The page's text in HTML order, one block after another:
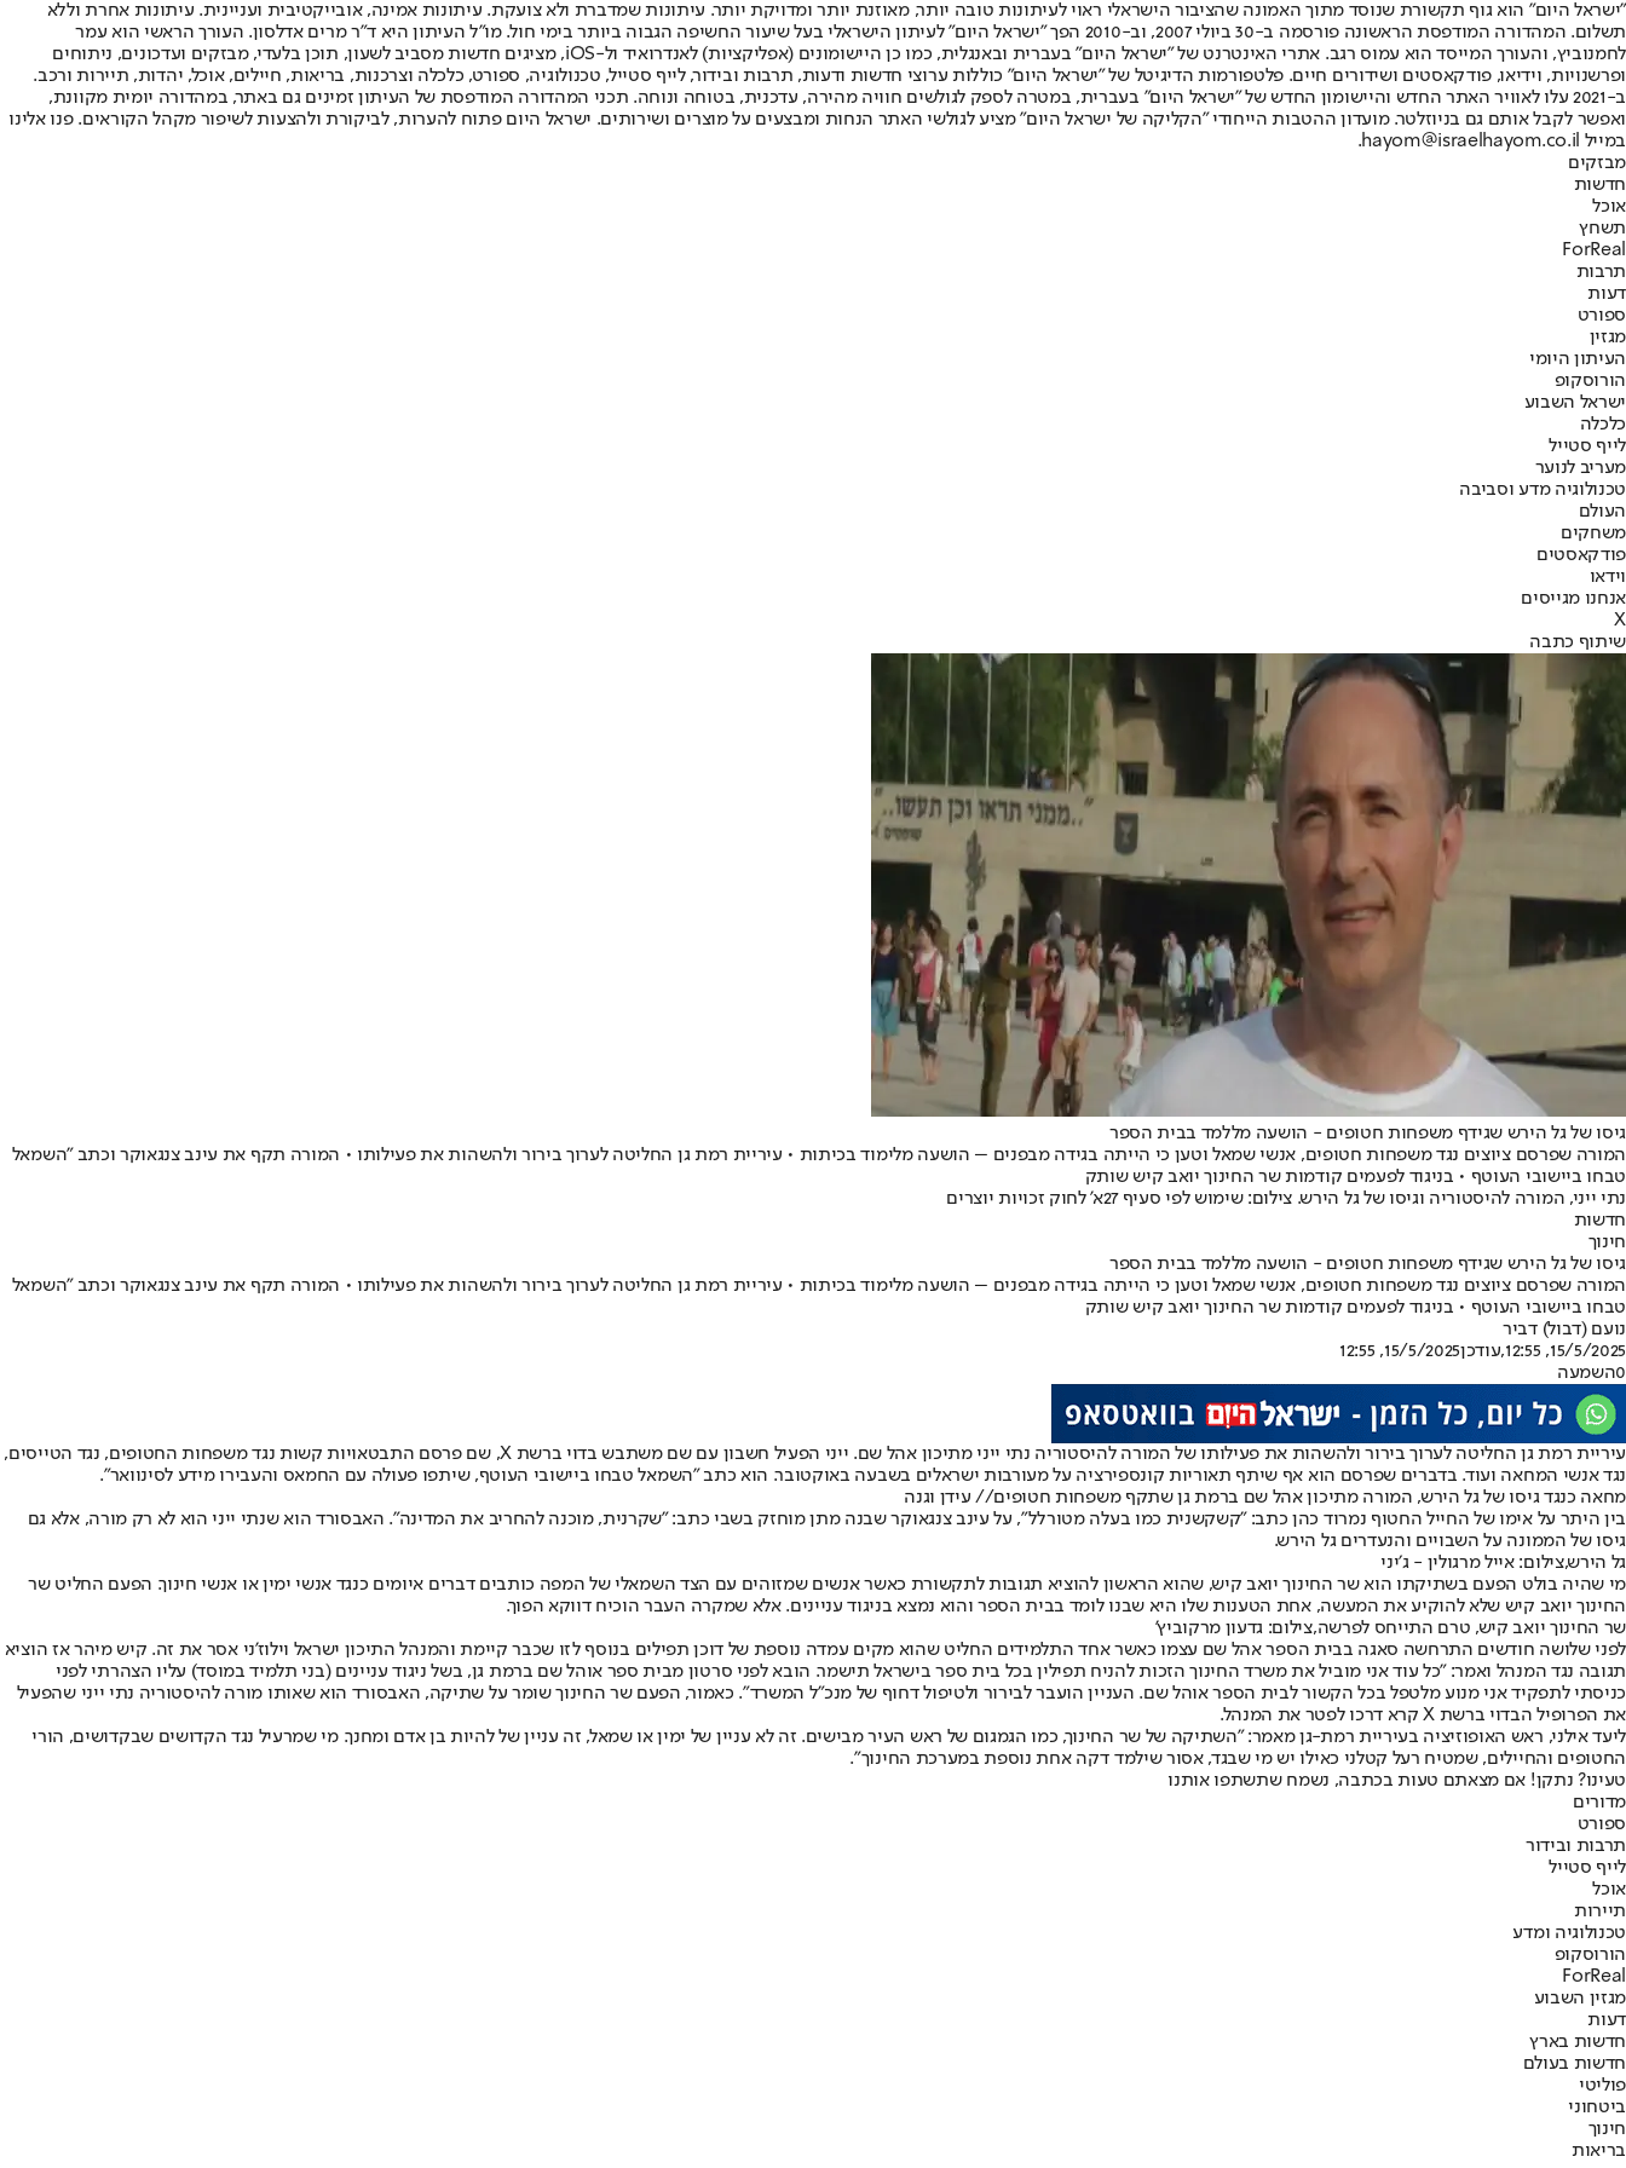
"ישראל היום" הוא גוף תקשורת שנוסד מתוך האמונה שהציבור הישראלי ראוי לעיתונות טובה יותר, מאוזנת יותר ומדויקת יותר. עיתונות שמדברת ולא צועקת. עיתונות אמינה, אובייקטיבית ועניינית. עיתונות אחרת וללא
תשלום. המהדורה המודפסת הראשונה פורסמה ב-30 ביולי 2007, וב-2010 הפך "ישראל היום" לעיתון הישראלי בעל שיעור החשיפה הגבוה ביותר בימי חול. מו"ל העיתון היא ד"ר מרים אדלסון. העורך הראשי הוא עמר
לחמנוביץ, והעורך המייסד הוא עמוס רגב. אתרי האינטרנט של "ישראל היום" בעברית ובאנגלית, כמו כן היישומונים (אפליקציות) לאנדרואיד ול-iOS, מציגים חדשות מסביב לשעון, תוכן בלעדי, מבזקים ועדכונים, ניתוחים
ופרשנויות, וידיאו, פודקאסטים ושידורים חיים. פלטפורמות הדיגיטל של "ישראל היום" כוללות ערוצי חדשות ודעות, תרבות ובידור, לייף סטייל, טכנולוגיה, ספורט, כלכלה וצרכנות, בריאות, חיילים, אוכל, יהדות, תיירות ורכב.
ב-2021 עלו לאוויר האתר החדש והיישומון החדש של "ישראל היום" בעברית, במטרה לספק לגולשים חוויה מהירה, עדכנית, בטוחה ונוחה. תכני המהדורה המודפסת של העיתון זמינים גם באתר, במהדורה יומית מקוונת,
ואפשר לקבל אותם גם בניוזלטר. מועדון ההטבות הייחודי "הקליקה של ישראל היום" מציע לגולשי האתר הנחות ומבצעים על מוצרים ושירותים. ישראל היום פתוח להערות, לביקורת ולהצעות לשיפור מקהל הקוראים. פנו אלינו
במייל hayom@israelhayom.co.il.
מבזקים
חדשות
אוכל
תשחץ
ForReal
תרבות
דעות
ספורט
מגזין
העיתון היומי
הורוסקופ
ישראל השבוע
כלכלה
לייף סטייל
מעריב לנוער
טכנולוגיה מדע וסביבה
העולם
משחקים
פודקאסטים
וידאו
אנחנו מגייסים
X
שיתוף כתבה
גיסו של גל הירש שגידף משפחות חטופים - הושעה מללמד בבית הספר
המורה שפרסם ציוצים נגד משפחות חטופים, אנשי שמאל וטען כי הייתה בגידה מבפנים – הושעה מלימוד בכיתות • עיריית רמת גן החליטה לערוך בירור ולהשהות את פעילותו • המורה תקף את עינב צנגאוקר וכתב "השמאל
טבחו ביישובי העוטף • בניגוד לפעמים קודמות שר החינוך יואב קיש שותק
נתי ייני, המורה להיסטוריה וגיסו של גל הירש. צילום: שימוש לפי סעיף 27א' לחוק זכויות יוצרים
חדשות
חינוך
גיסו של גל הירש שגידף משפחות חטופים - הושעה מללמד בבית הספר
המורה שפרסם ציוצים נגד משפחות חטופים, אנשי שמאל וטען כי הייתה בגידה מבפנים – הושעה מלימוד בכיתות • עיריית רמת גן החליטה לערוך בירור ולהשהות את פעילותו • המורה תקף את עינב צנגאוקר וכתב "השמאל
טבחו ביישובי העוטף • בניגוד לפעמים קודמות שר החינוך יואב קיש שותק
נועם (דבול) דביר
15/5/2025, 12:55
,עודכן15/5/2025, 12:55
0השמעה
עיריית רמת גן החליטה לערוך בירור ולהשהות את פעילותו של המורה להיסטוריה נתי ייני מתיכון אהל שם. ייני הפעיל חשבון עם שם משתבש בדוי ברשת X, שם פרסם התבטאויות קשות נגד משפחות החטופים, נגד הטייסים,
נגד אנשי המחאה ועוד. בדברים שפרסם הוא אף שיתף תאוריות קונספירציה על מעורבות ישראלים בשבעה באוקטובר. הוא כתב "השמאל טבחו ביישובי העוטף, שיתפו פעולה עם החמאס והעבירו מידע לסינוואר".
מחאה כנגד גיסו של גל הירש, המורה מתיכון אהל שם ברמת גן שתקף משפחות חטופים// עידן וגנה
בין היתר על אימו של החייל החטוף נמרוד כהן כתב: "קשקשנית כמו בעלה מטורלל", על עינב צנגאוקר שבנה מתן מוחזק בשבי כתב: "שקרנית, מוכנה להחריב את המדינה". האבסורד הוא שנתי ייני הוא לא רק מורה, אלא גם
גיסו של הממונה על השבויים והנעדרים גל הירש.
גל הירש,צילום: אייל מרגולין - ג׳יני
מי שהיה בולט הפעם בשתיקתו הוא שר החינוך יואב קיש, שהוא הראשון להוציא תגובות לתקשורת כאשר אנשים שמזוהים עם הצד השמאלי של המפה כותבים דברים איומים כנגד אנשי ימין או אנשי חינוך. הפעם החליט שר
החינוך יואב קיש שלא להוקיע את המעשה, אחת הטענות שלו היא שבנו לומד בבית הספר והוא נמצא בניגוד עניינים. אלא שמקרה העבר הוכיח דווקא הפוך.
שר החינוך יואב קיש, טרם התייחס לפרשה,צילום: גדעון מרקוביץ'
לפני שלושה חודשים התרחשה סאגה בבית הספר אהל שם עצמו כאשר אחד התלמידים החליט שהוא מקים עמדה נוספת של דוכן תפילים בנוסף לזו שכבר קיימת והמנהל התיכון ישראל וילוז'ני אסר את זה. קיש מיהר אז הוציא
תגובה נגד המנהל ואמר: ״כל עוד אני מוביל את משרד החינוך הזכות להניח תפילין בכל בית ספר בישראל תישמר. ‏הובא לפני סרטון מבית ספר אוהל שם ברמת גן, בשל ניגוד עניינים (בני תלמיד במוסד) עליו הצהרתי לפני
כניסתי לתפקיד אני מנוע מלטפל בכל הקשור לבית הספר אוהל שם. ‏העניין הועבר לבירור ולטיפול דחוף של מנכ״ל המשרד״. כאמור, הפעם שר החינוך שומר על שתיקה, האבסורד הוא שאותו מורה להיסטוריה נתי ייני שהפעיל
את הפרופיל הבדוי ברשת X קרא דרכו לפטר את המנהל.
ליעד אילני, ראש האופוזיציה בעיריית רמת-גן מאמר: "השתיקה של שר החינוך, כמו הגמגום של ראש העיר מבישים. זה לא עניין של ימין או שמאל, זה עניין של להיות בן אדם ומחנך. מי שמרעיל נגד הקדושים שבקדושים, הורי
החטופים והחיילים, שמטיח רעל קטלני כאילו יש מי שבגד, אסור שילמד דקה אחת נוספת במערכת החינוך".
טעינו? נתקן! אם מצאתם טעות בכתבה, נשמח שתשתפו אותנו
מדורים
ספורט
תרבות ובידור
לייף סטייל
אוכל
תיירות
טכנולוגיה ומדע
הורוסקופ
ForReal
מגזין השבוע
דעות
חדשות בארץ
חדשות בעולם
פוליטי
ביטחוני
חינוך
בריאות